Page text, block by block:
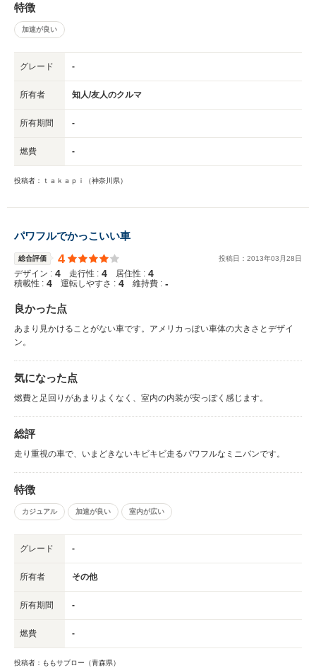
特徴
加速が良い
グレード -
所有者 知人/友人のクルマ
所有期間 -
燃費 -
投稿者：ｔａｋａｐｉ（神奈川県）
パワフルでかっこいい車
総合評価 4 投稿日： 2013年03 月28日
デザイン : 4 走行性 : 4 居住性 : 4
積載性 : 4 運転しやすさ : 4 維持費 : -
良かった点
あまり見かけることがない車です。アメリカっぽい車体の大きさとデザイ
ン。
気になった点
燃費と足回りがあまりよくなく、室内の内装が安っぽく感じます。
総評
走り重視の車で、いまどきないキビキビ走るパワフルなミニバンです。
特徴
カジュアル 加速が良い 室内が広い
グレード -
所有者 その他
所有期間 -
燃費 -
投稿者：ももサブロー（青森県）